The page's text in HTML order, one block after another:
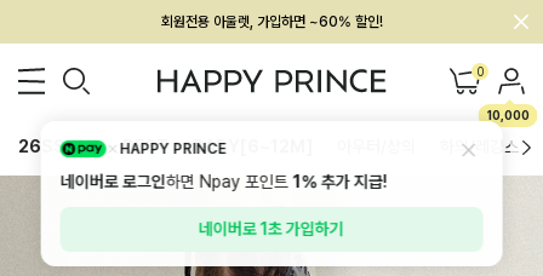
멤버십 최대 28,000원 혜택
0
10,000
26SS 신상 BEST BABY[6~12M] 하의/레깅스
HAPPY PRINCE
네이버로 로그인하면 Npay 포인트1%추가 지급!
네이버로 1초 가입하기